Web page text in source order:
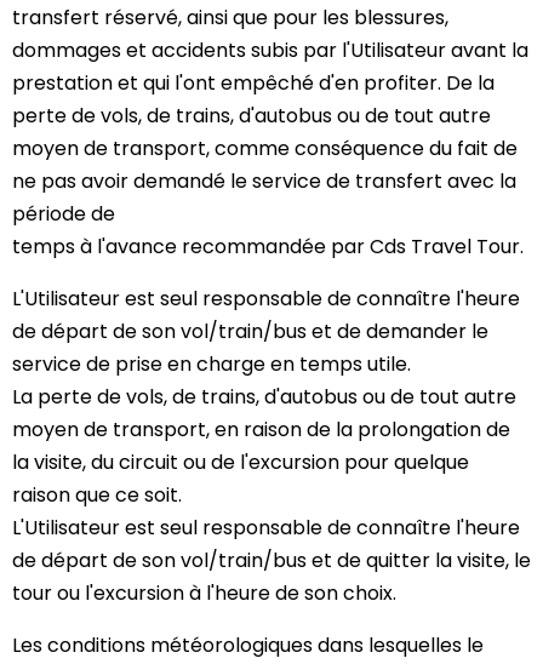
transfert réservé, ainsi que pour les blessures,
dommages et accidents subis par l'Utilisateur avant la
prestation et qui l'ont empêché d'en profiter. De la
perte de vols, de trains, d'autobus ou de tout autre
moyen de transport, comme conséquence du fait de
ne pas avoir demandé le service de transfert avec la
période de
temps à l'avance recommandée par Cds Travel Tour.
L'Utilisateur est seul responsable de connaître l'heure
de départ de son vol/train/bus et de demander le
service de prise en charge en temps utile.
La perte de vols, de trains, d'autobus ou de tout autre
moyen de transport, en raison de la prolongation de
la visite, du circuit ou de l'excursion pour quelque
raison que ce soit.
L'Utilisateur est seul responsable de connaître l'heure
de départ de son vol/train/bus et de quitter la visite, le
tour ou l'excursion à l'heure de son choix.
Les conditions météorologiques dans lesquelles le